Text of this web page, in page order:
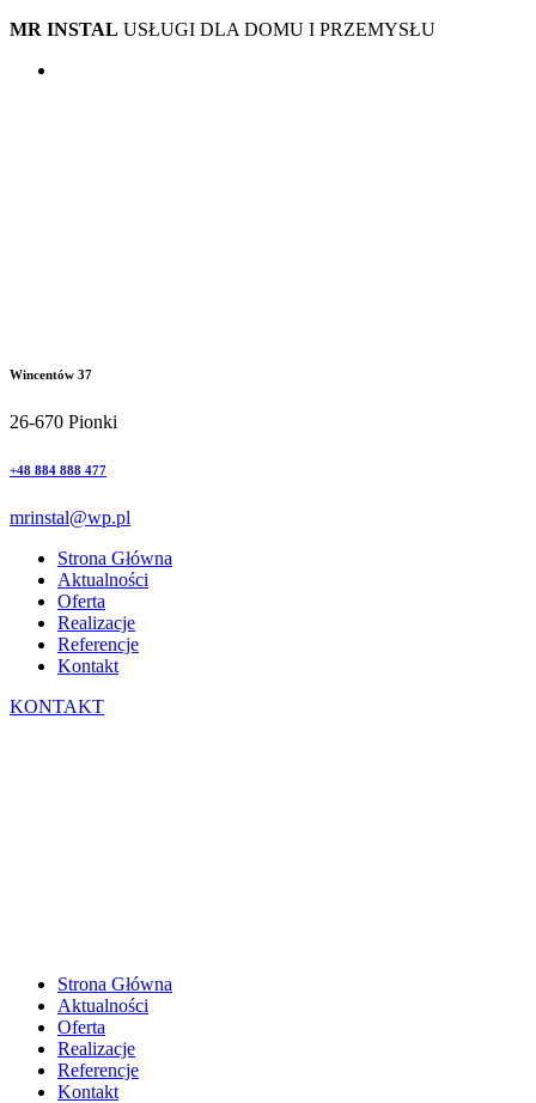
MR INSTAL USŁUGI DLA DOMU I PRZEMYSŁU
Wincentów 37
26-670 Pionki
+48 884 888 477
mrinstal@wp.pl
Strona Główna
Aktualności
Oferta
Realizacje
Referencje
Kontakt
KONTAKT
Strona Główna
Aktualności
Oferta
Realizacje
Referencje
Kontakt